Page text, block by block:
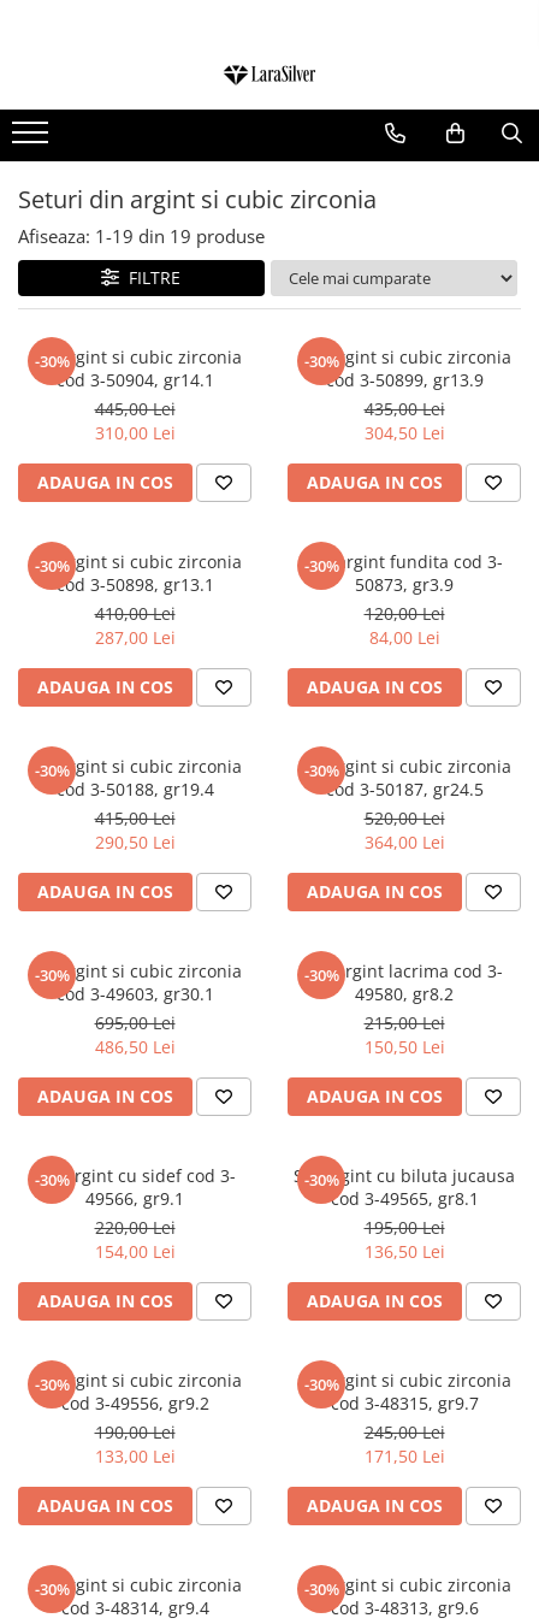
CERCEI ARGINT
BRATARI ARGINT
COLIERE ARGINT
LANTISOARE ARGINT
CRUCIULITE SI ICONITE ARGINT
PANDANTIVE ARGINT
BROSE ARGINT
VERIGHETE ARGINT
BIJUTERII ARGINT PENTRU COPII
BIJUTERII ARGINT PENTRU BARBATI
INELE ARGINT
marime reglabila
marimea 47
marimea 48
marimea 49
marimea 50
marimea 51
marimea 53
marimea 54
marimea 55
marimea 56
marimea 57
marimea 58
marimea 59
marimea 60
marimea 62
marimea 63
marimea 64
marimea 66
marimea 67
marimea 68
SETURI ARGINT
marime reglabila
marimea 49
marimea 50
marimea 51
marimea 52
marimea 53
marimea 54
marimea 55
marimea 57
marimea 58
Seturi din argint si cubic zirconia
Afiseaza: 1-19 din 19 produse
FILTRE
-30%
Set argint si cubic zirconia
cod 3-50904, gr14.1
445,00 Lei
310,00 Lei
ADAUGA IN COS
-30%
Set argint si cubic zirconia
cod 3-50899, gr13.9
435,00 Lei
304,50 Lei
ADAUGA IN COS
-30%
Set argint si cubic zirconia
cod 3-50898, gr13.1
410,00 Lei
287,00 Lei
ADAUGA IN COS
-30%
Set argint fundita cod 3-
50873, gr3.9
120,00 Lei
84,00 Lei
ADAUGA IN COS
-30%
Set argint si cubic zirconia
cod 3-50188, gr19.4
415,00 Lei
290,50 Lei
ADAUGA IN COS
-30%
Set argint si cubic zirconia
cod 3-50187, gr24.5
520,00 Lei
364,00 Lei
ADAUGA IN COS
-30%
Set argint si cubic zirconia
cod 3-49603, gr30.1
695,00 Lei
486,50 Lei
ADAUGA IN COS
-30%
Set argint lacrima cod 3-
49580, gr8.2
215,00 Lei
150,50 Lei
ADAUGA IN COS
-30%
Set argint cu sidef cod 3-
49566, gr9.1
220,00 Lei
154,00 Lei
ADAUGA IN COS
-30%
Set argint cu biluta jucausa
cod 3-49565, gr8.1
195,00 Lei
136,50 Lei
ADAUGA IN COS
-30%
Set argint si cubic zirconia
cod 3-49556, gr9.2
190,00 Lei
133,00 Lei
ADAUGA IN COS
-30%
Set argint si cubic zirconia
cod 3-48315, gr9.7
245,00 Lei
171,50 Lei
ADAUGA IN COS
-30%
Set argint si cubic zirconia
cod 3-48314, gr9.4
-30%
Set argint si cubic zirconia
cod 3-48313, gr9.6